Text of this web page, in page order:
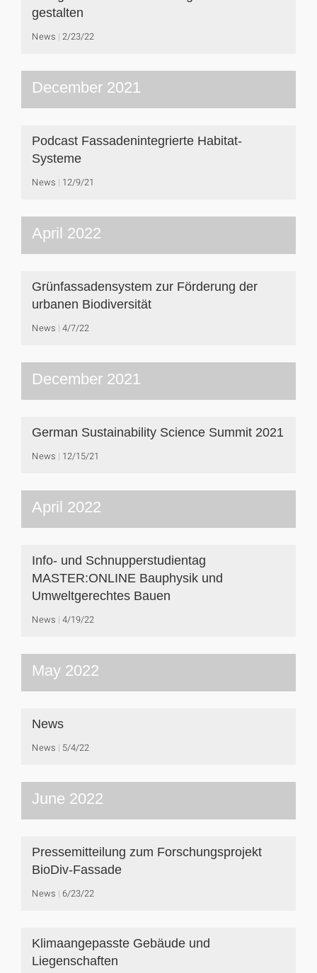
gestalten
News 2/23/22
December 2021
Podcast Fassadenintegrierte Habitat-
Systeme
News 12/9/21
April 2022
Grünfassadensystem zur Förderung der
urbanen Biodiversität
News 4/7/22
December 2021
German Sustainability Science Summit 2021
News 12/15/21
April 2022
Info- und Schnupperstudientag
MASTER:ONLINE Bauphysik und
Umweltgerechtes Bauen
News 4/19/22
May 2022
News
News 5/4/22
June 2022
Pressemitteilung zum Forschungsprojekt
BioDiv-Fassade
News 6/23/22
Klimaangepasste Gebäude und
Liegenschaften